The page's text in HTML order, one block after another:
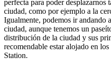
perfecta para poder desplazarnos
ciudad, como por ejemplo a la
Igualmente, podemos ir andando
ciudad, aunque tenemos un
distribución de la ciudad y sus
recomendable estar alojado en
Station.